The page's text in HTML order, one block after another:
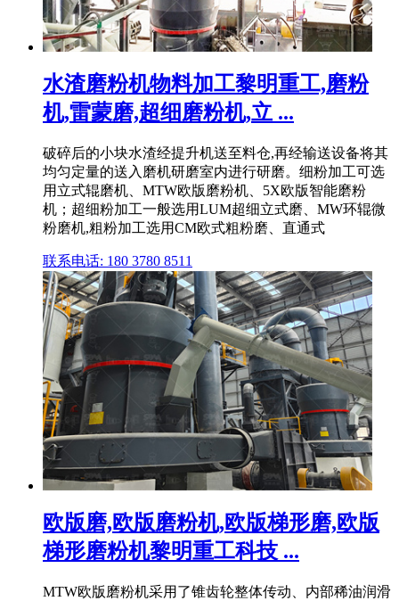
水渣磨粉机物料加工黎明重工,磨粉
机,雷蒙磨,超细磨粉机,立 ...
破碎后的小块水渣经提升机送至料仓,再经输送设备将其
均匀定量的送入磨机研磨室内进行研磨。细粉加工可选
用立式辊磨机、MTW欧版磨粉机、5X欧版智能磨粉
机；超细粉加工一般选用LUM超细立式磨、MW环辊微
粉磨机,粗粉加工选用CM欧式粗粉磨、直通式
联系电话: 180 3780 8511
欧版磨,欧版磨粉机,欧版梯形磨,欧版
梯形磨粉机黎明重工科技 ...
MTW欧版磨粉机采用了锥齿轮整体传动、内部稀油润滑